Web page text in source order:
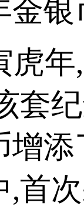
金
年,
套
增
,首